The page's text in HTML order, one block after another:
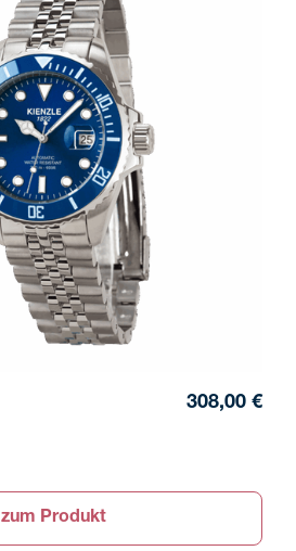
308,00 €
zum Produkt